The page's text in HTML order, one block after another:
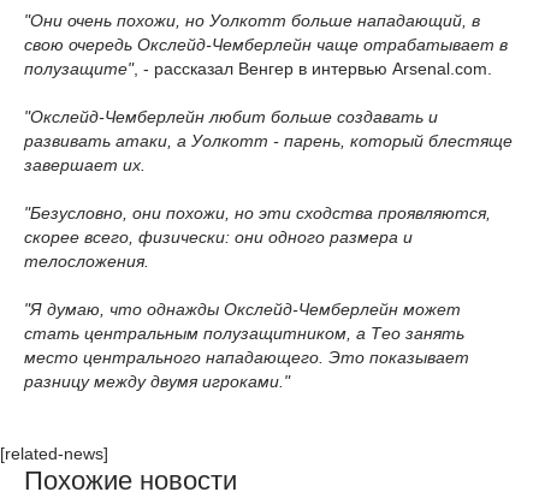
"Они очень похожи, но Уолкотт больше нападающий, в
свою очередь Окслейд-Чемберлейн чаще отрабатывает в
полузащите", - рассказал Венгер в интервью Arsenal.com.
"Окслейд-Чемберлейн любит больше создавать и
развивать атаки, а Уолкотт - парень, который блестяще
завершает их.
"Безусловно, они похожи, но эти сходства проявляются,
скорее всего, физически: они одного размера и
телосложения.
"Я думаю, что однажды Окслейд-Чемберлейн может
стать центральным полузащитником, а Тео занять
место центрального нападающего. Это показывает
разницу между двумя игроками."
[related-news]
Похожие новости